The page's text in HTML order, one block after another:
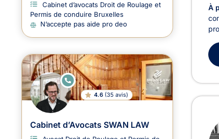
À
Cabinet d’avocats Droit de Roulage et
Permis de conduire Bruxelles
N’accepte pas aide pro deo
E
N
LI
G
N
4.6 (35 avis)
Cabinet d’Avocats SWAN LAW